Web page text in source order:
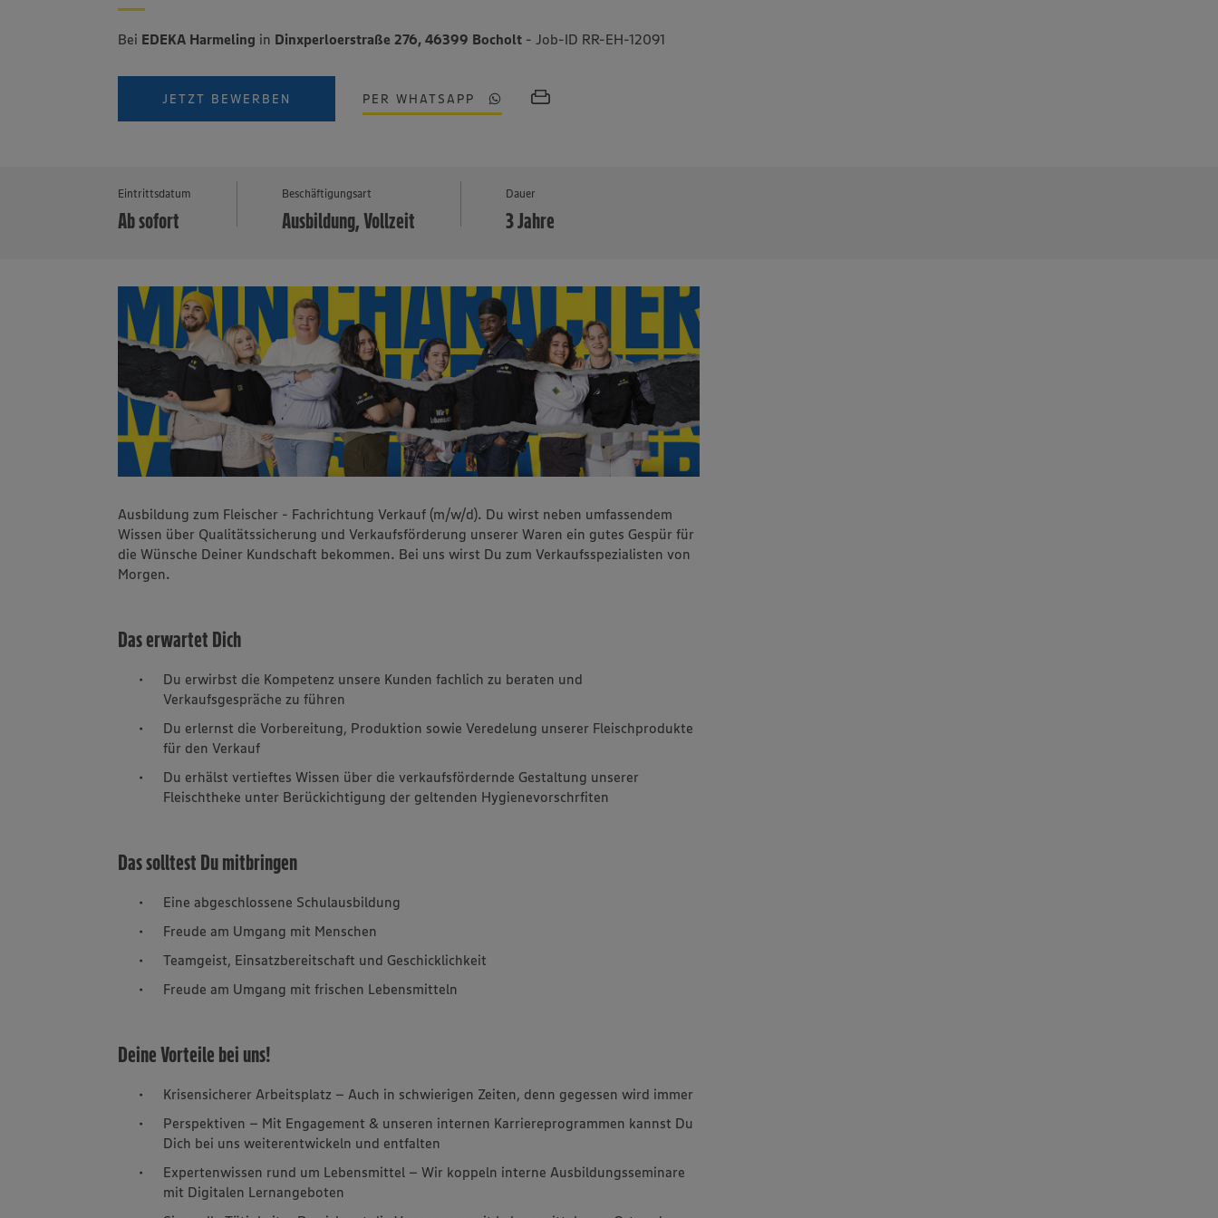
Bei EDEKA Harmeling in Dinxperloerstraße 276, 46399 Bocholt - Job-ID RR-EH-12091
JETZT BEWERBEN PER WHATSAPP
Eintrittsdatum
Ab sofort
Beschäftigungsart
Ausbildung, Vollzeit
Dauer
3 Jahre
Ausbildung zum Fleischer - Fachrichtung Verkauf (m/w/d). Du wirst neben umfassendem
Wissen über Qualitätssicherung und Verkaufsförderung unserer Waren ein gutes Gespür für
die Wünsche Deiner Kundschaft bekommen. Bei uns wirst Du zum Verkaufsspezialisten von
Morgen.
Das erwartet Dich
Du erwirbst die Kompetenz unsere Kunden fachlich zu beraten und
Verkaufsgespräche zu führen
Du erlernst die Vorbereitung, Produktion sowie Veredelung unserer Fleischprodukte
für den Verkauf
Du erhälst vertieftes Wissen über die verkaufsfördernde Gestaltung unserer
Fleischtheke unter Berückichtigung der geltenden Hygienevorschrfiten
Das solltest Du mitbringen
Eine abgeschlossene Schulausbildung
Freude am Umgang mit Menschen
Teamgeist, Einsatzbereitschaft und Geschicklichkeit
Freude am Umgang mit frischen Lebensmitteln
Deine Vorteile bei uns!
Krisensicherer Arbeitsplatz – Auch in schwierigen Zeiten, denn gegessen wird immer
Perspektiven – Mit Engagement & unseren internen Karriereprogrammen kannst Du
Dich bei uns weiterentwickeln und entfalten
Expertenwissen rund um Lebensmittel – Wir koppeln interne Ausbildungsseminare
mit Digitalen Lernangeboten